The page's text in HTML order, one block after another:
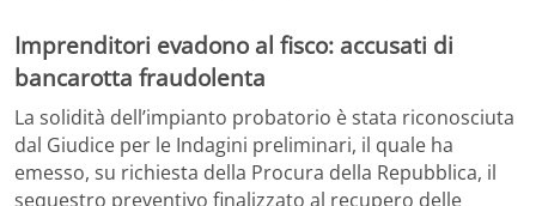
Imprenditori evadono al fisco: accusati di
bancarotta fraudolenta
La solidità dell’impianto probatorio è stata riconosciuta
dal Giudice per le Indagini preliminari, il quale ha
emesso, su richiesta della Procura della Repubblica, il
sequestro preventivo finalizzato al recupero delle